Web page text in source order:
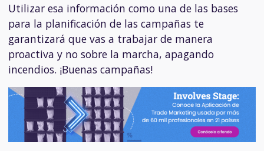
Utilizar esa información como una de las bases
para la planificación de las campañas te
garantizará que vas a trabajar de manera
proactiva y no sobre la marcha, apagando
incendios. ¡Buenas campañas!